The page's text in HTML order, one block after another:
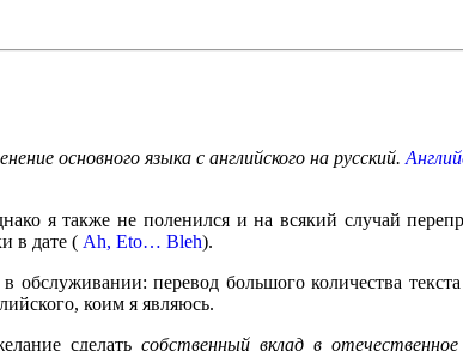
основного языка с английского на русский.
я также не поленился и на всякий случай
в дате (Ah, Eto… Bleh).
перевод большого количества
коим я являюсь.
сделать собственный вклад в